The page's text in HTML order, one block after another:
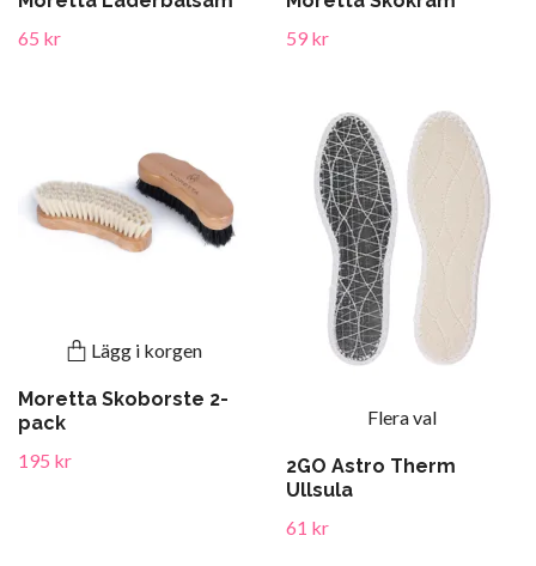
65 kr
59 kr
Lägg i korgen
Moretta Skoborste 2-
pack
195 kr
Flera val
2GO Astro Therm
Ullsula
61 kr